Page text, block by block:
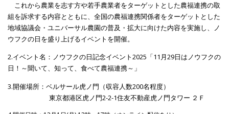
これから農業を志す方や若手農業者をターゲットとした農福連携の取
組を訴求する内容とともに、全国の農福連携関係者をターゲットとした
地域協議会・ユニバーサル農園の普及・拡大に向けた内容を実施し、ノ
ウフクの日を盛り上げるイベントを開催。
2.イベント名：ノウフクの日記念イベント2025「11月29日はノウフクの
日！～聞いて、知って、食べて農福連携～」
3.開催場所：ベルサール虎ノ門（収容人数200名程度）
東京都港区虎ノ門2-2-1住友不動産虎ノ門タワー ２Ｆ